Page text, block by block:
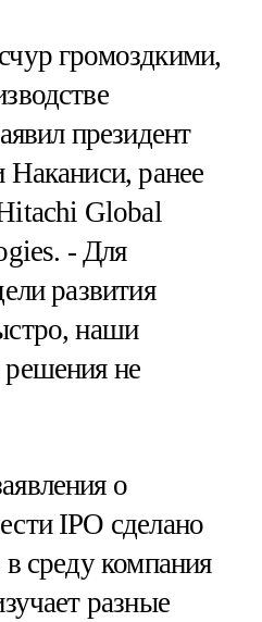
громоздкими,
президент
ранее
Global
- Для
развития
наши
решения не
о
IPO сделано
среду компания
разные